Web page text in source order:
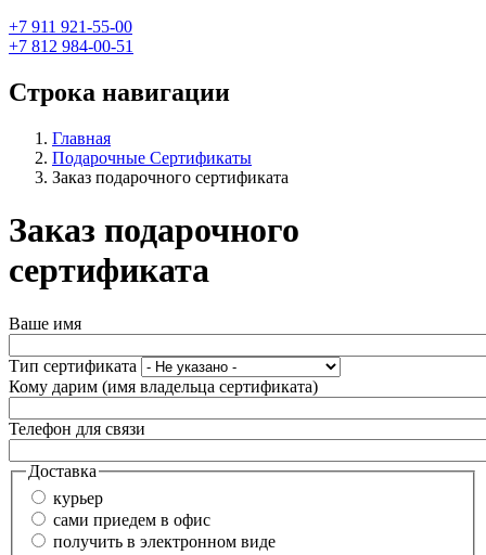
+7 911 921-55-00
+7 812 984-00-51
Строка навигации
Главная
Подарочные Сертификаты
Заказ подарочного сертификата
Заказ подарочного
сертификата
Ваше имя
Тип сертификата
Кому дарим (имя владельца сертификата)
Телефон для связи
Доставка
курьер
сами приедем в офис
получить в электронном виде